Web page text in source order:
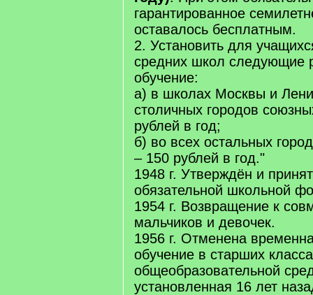
гарантированное
оставалось бесплатным.
2. Установить для
средних школ следующие
обучение:
а) в школах Москвы и
столичных городов
рублей в год;
б) во всех остальных
– 150 рублей в год."
1948 г. Утверждён и
обязательной школьной
1954 г. Возвращение к
мальчиков и девочек.
1956 г. Отменена
обучение в старших
общеобразовательной
установленная 16 лет